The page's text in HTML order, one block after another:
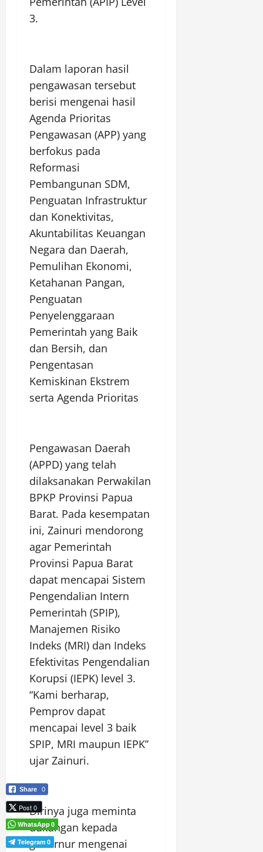
3.
Dalam laporan hasil
pengawasan tersebut
berisi mengenai hasil
Agenda Prioritas
Pengawasan (APP) yang
berfokus pada
Reformasi
Pembangunan SDM,
Penguatan Infrastruktur
dan Konektivitas,
Akuntabilitas Keuangan
Negara dan Daerah,
Pemulihan Ekonomi,
Ketahanan Pangan,
Penguatan
Penyelenggaraan
Pemerintah yang Baik
dan Bersih, dan
Pengentasan
Kemiskinan Ekstrem
serta Agenda Prioritas
Pengawasan Daerah
(APPD) yang telah
dilaksanakan Perwakilan
BPKP Provinsi Papua
Barat. Pada kesempatan
ini, Zainuri mendorong
agar Pemerintah
Provinsi Papua Barat
dapat mencapai Sistem
Pengendalian Intern
Pemerintah (SPIP),
Manajemen Risiko
Indeks (MRI) dan Indeks
Efektivitas Pengendalian
Korupsi (IEPK) level 3.
“Kami berharap,
Pemprov dapat
mencapai level 3 baik
SPIP, MRI maupun IEPK”
ujar Zainuri.
Dirinya juga meminta
dukungan kepada
gubernur mengenai
Share 0
Post 0
WhatsApp0
Telegram 0